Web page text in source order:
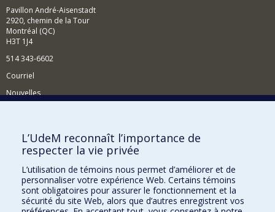
Pavillon André-Aisenstadt
2920, chemin de la Tour
Montréal (QC)
H3T 1J4
514 343-6602
Courriel
Nouvelles
Comment soutenir le Département?
BESOIN D'AIDE?
Plan du site
Signaler une erreur
Accessibilité
L’UdeM reconnaît l’importance de
respecter la vie privée
L’utilisation de témoins nous permet d’améliorer et de
personnaliser votre expérience Web. Certains témoins
sont obligatoires pour assurer le fonctionnement et la
sécurité du site Web, alors que d’autres enregistrent vos